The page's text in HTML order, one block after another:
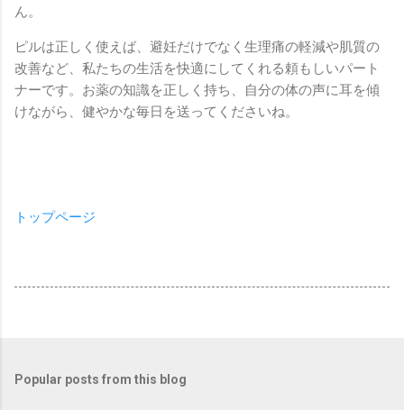
ん。
ピルは正しく使えば、避妊だけでなく生理痛の軽減や肌質の
改善など、私たちの生活を快適にしてくれる頼もしいパート
ナーです。お薬の知識を正しく持ち、自分の体の声に耳を傾
けながら、健やかな毎日を送ってくださいね。
トップページ
Popular posts from this blog